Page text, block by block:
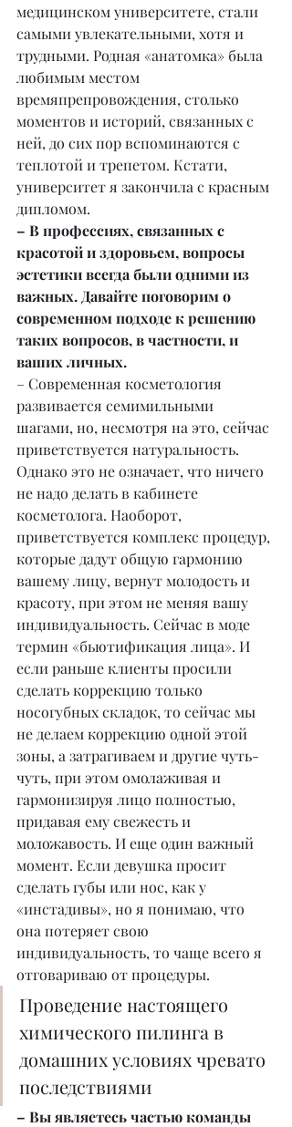
медицинском университете, стали
самыми увлекательными, хотя и
трудными. Родная «анатомка» была
любимым местом
времяпрепровождения, столько
моментов и историй, связанных с
ней, до сих пор вспоминаются с
теплотой и трепетом. Кстати,
университет я закончила с красным
дипломом.
– В профессиях, связанных с
красотой и здоровьем, вопросы
эстетики всегда были одними из
важных. Давайте поговорим о
современном подходе к решению
таких вопросов, в частности, и
ваших личных.
– Современная косметология
развивается семимильными
шагами, но, несмотря на это, сейчас
приветствуется натуральность.
Однако это не означает, что ничего
не надо делать в кабинете
косметолога. Наоборот,
приветствуется комплекс процедур,
которые дадут общую гармонию
вашему лицу, вернут молодость и
красоту, при этом не меняя вашу
индивидуальность. Сейчас в моде
термин «бьютификация лица». И
если раньше клиенты просили
сделать коррекцию только
носогубных складок, то сейчас мы
не делаем коррекцию одной этой
зоны, а затрагиваем и другие чуть-
чуть, при этом омолаживая и
гармонизируя лицо полностью,
придавая ему свежесть и
моложавость. И еще один важный
момент. Если девушка просит
сделать губы или нос, как у
«инстадивы», но я понимаю, что
она потеряет свою
индивидуальность, то чаще всего я
отговариваю от процедуры.
Проведение настоящего
химического пилинга в
домашних условиях чревато
последствиями
– Вы являетесь частью команды